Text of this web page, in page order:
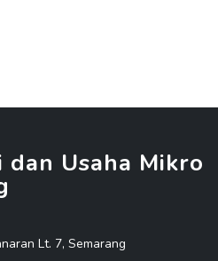
dan Usaha Mikro
Lt. 7, Semarang